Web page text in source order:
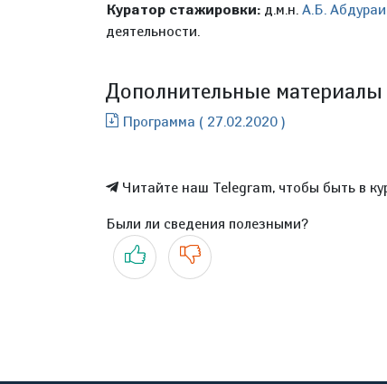
Куратор стажировки: д.м.н. А.Б.
деятельности.
Дополнительные материалы
Программа ( 27.02.2020 )
Читайте наш Telegram, чтобы быть в
Были ли сведения полезными?
Да Нет